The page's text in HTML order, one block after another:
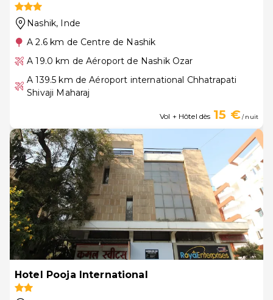
Nashik, Inde
A 2.6 km de Centre de Nashik
A 19.0 km de Aéroport de Nashik Ozar
A 139.5 km de Aéroport international Chhatrapati
Shivaji Maharaj
Vol + Hôtel dès 15 €/ nuit
Hotel Pooja International